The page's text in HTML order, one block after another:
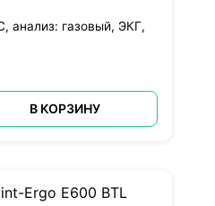
анализ: газовый, ЭКГ,
В КОРЗИНУ